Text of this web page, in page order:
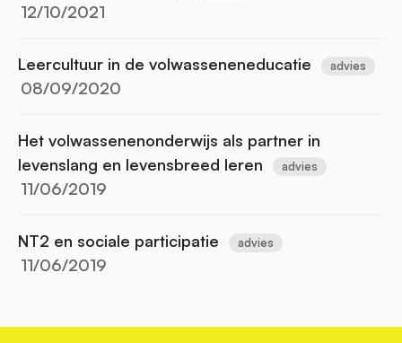
12/10/2021
Leercultuur in de volwasseneneducatie advies
08/09/2020
Het volwassenenonderwijs als partner in
levenslang en levensbreed leren
advies
11/06/2019
NT2 en sociale participatie advies
11/06/2019